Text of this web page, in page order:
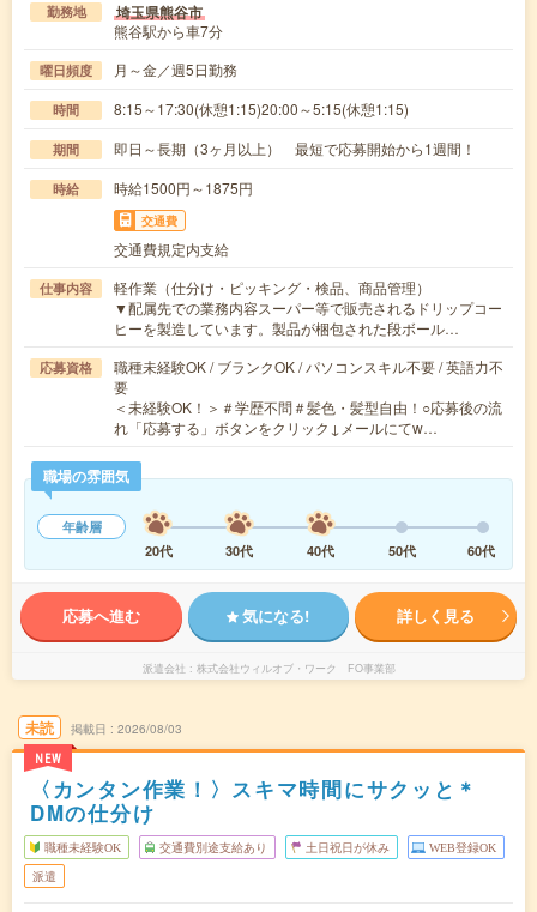
勤務地 埼玉県熊谷市
熊谷駅から車7分
曜日頻度 月～金／週5日勤務
時間 8:15～17:30(休憩1:15)20:00～5:15(休憩1:15)
期間 即日～長期（3ヶ月以上） 最短で応募開始から1週間！
時給 時給1500円～1875円
交通費
交通費規定内支給
仕事内容
軽作業（仕分け・ピッキング・検品、商品管理）
▼配属先での業務内容スーパー等で販売されるドリップコー
ヒーを製造しています。製品が梱包された段ボール…
応募資格
職種未経験OK / ブランクOK / パソコンスキル不要 / 英語力不
要
＜未経験OK！＞＃学歴不問＃髪色・髪型自由！○応募後の流
れ「応募する」ボタンをクリック↓メールにてw…
職場の雰囲気
年齢層
20代
30代 40代 50代 60代
応募へ進む 気になる! 詳しく見る
派遣会社 株式会社ウィルオブ・ワーク FO事業部
未読
NEW
掲載日 2026/08/03
〈カンタン作業！〉スキマ時間にサクッと＊
DMの仕分け
職種未経験OK 交通費別途支給あり 土日祝日が休み WEB登録OK
派遣